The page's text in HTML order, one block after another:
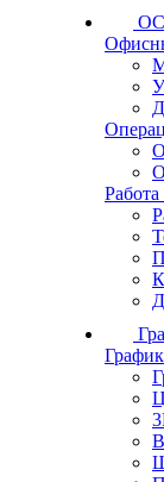
Работа